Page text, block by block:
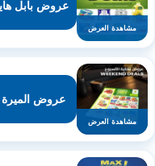
مشاهدة العرض
عروض بابل هايبر
مشاهدة العرض
عروض الميرة